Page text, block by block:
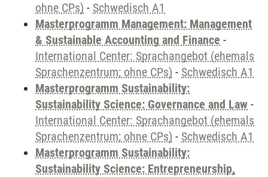
ohne CPs) - Schwedisch A1
Masterprogramm Management: Management
& Sustainable Accounting and Finance -
International Center: Sprachangebot (ehemals
Sprachenzentrum; ohne CPs) - Schwedisch A1
Masterprogramm Sustainability:
Sustainability Science: Governance and Law -
International Center: Sprachangebot (ehemals
Sprachenzentrum; ohne CPs) - Schwedisch A1
Masterprogramm Sustainability:
Sustainability Science: Entrepreneurship,